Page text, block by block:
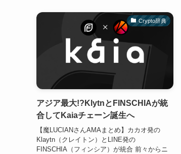
Crypto辞典
アジア最大!?KlytnとFINSCHIAが統
合してKaiaチェーン誕生へ
【魔LUCIANさんAMAまとめ】カカオ発の
Klaytn（クレイトン）とLINE発の
FINSCHIA（フィンシア）が統合 前々からニ